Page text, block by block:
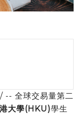
-- 全球交易量第二
大學(HKU)學生